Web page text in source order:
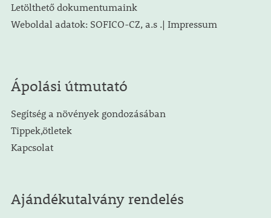
Letölthető dokumentumaink
Weboldal adatok: SOFICO-CZ, a.s .| Impressum
Ápolási útmutató
Segítség a növények gondozásában
Tippek,ötletek
Kapcsolat
Ajándékutalvány rendelés